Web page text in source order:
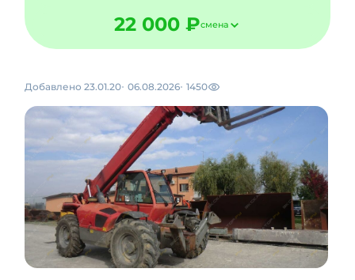
22 000 ₽смена
Добавлено 23.01.20 06.08.2026 1450